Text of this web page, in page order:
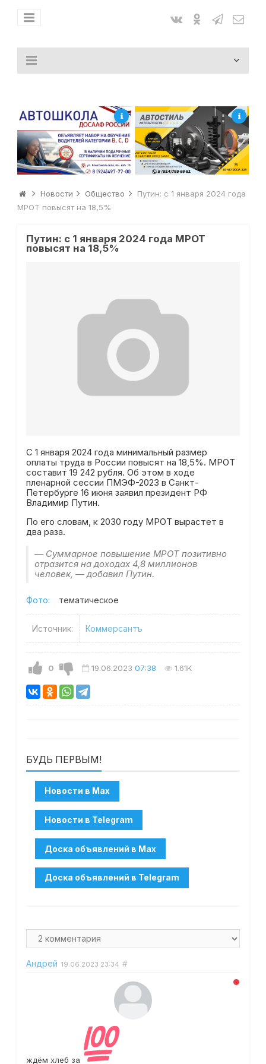
Новости Общество
Путин: с 1 января 2024 года
МРОТ повысят на 18,5%
Путин: с 1 января 2024 года МРОТ
повысят на 18,5%
С 1 января 2024 года минимальный размер
оплаты труда в России повысят на 18,5%. МРОТ
составит 19 242 рубля. Об этом в ходе
пленарной сессии ПМЭФ-2023 в Санкт-
Петербурге 16 июня заявил президент РФ
Владимир Путин.
По его словам, к 2030 году МРОТ вырастет в
два раза.
— Суммарное повышение МРОТ позитивно
отразится на доходах 4,8 миллионов
человек, — добавил Путин.
Фото: тематическое
Источник: Коммерсантъ
0 19.06.2023 07:38 1.61K
БУДЬ ПЕРВЫМ!
Андрей 19.06.2023 23:34 #
ждëм хлеб за